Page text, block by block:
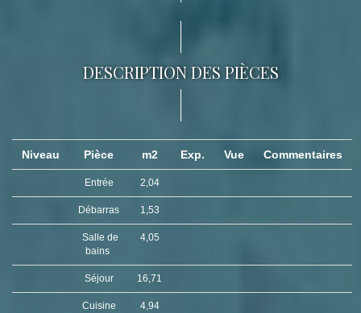
DESCRIPTION DES PIÈCES
Niveau Pièce m2 Exp. Vue Commentaires
Entrée 2,04
Débarras 1,53
Salle de
bains
4,05
Séjour 16,71
Cuisine 4,94